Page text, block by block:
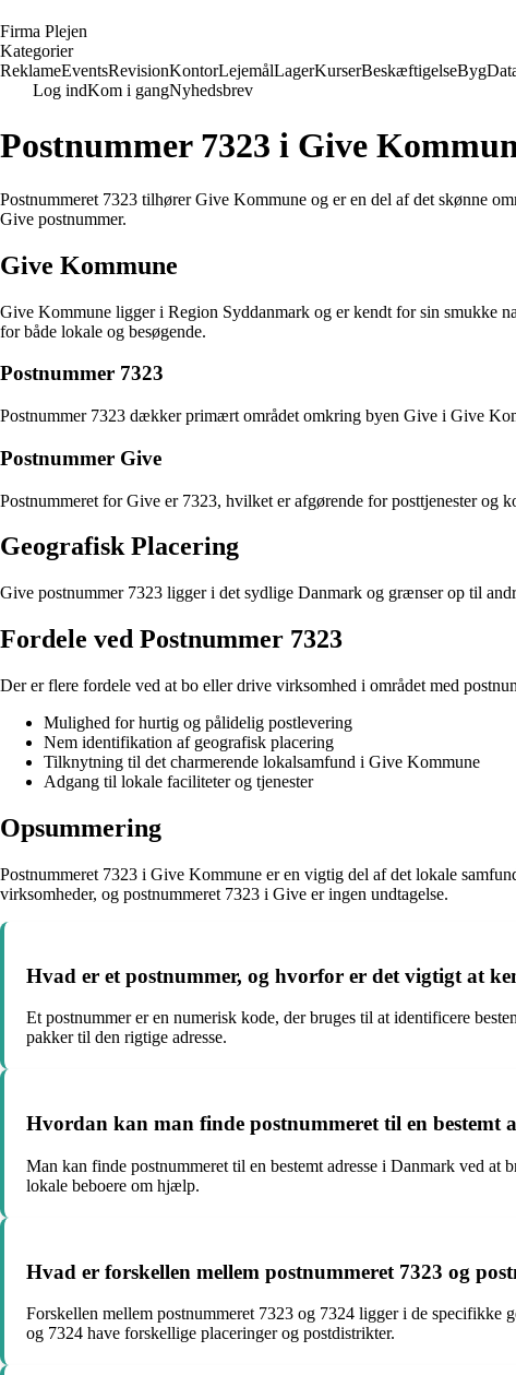
Firma Plejen
Kategorier
ReklameEventsRevisionKontorLejemålLagerKurserBeskæftigelseByg
Log indKom i gangNyhedsbrev
Postnummer 7323 i Give
Postnummeret 7323 tilhører Give Kommune og er en del af det skønne
Give postnummer.
Give Kommune
Give Kommune ligger i Region Syddanmark og er kendt for sin smukke
for både lokale og besøgende.
Postnummer 7323
Postnummer 7323 dækker primært området omkring byen Give i Give
Postnummer Give
Postnummeret for Give er 7323, hvilket er afgørende for posttjenester
Geografisk Placering
Give postnummer 7323 ligger i det sydlige Danmark og grænser op til
Fordele ved Postnummer 7323
Der er flere fordele ved at bo eller drive virksomhed i området med
Mulighed for hurtig og pålidelig postlevering
Nem identifikation af geografisk placering
Tilknytning til det charmerende lokalsamfund i Give Kommune
Adgang til lokale faciliteter og tjenester
Opsummering
Postnummeret 7323 i Give Kommune er en vigtig del af det lokale
virksomheder, og postnummeret 7323 i Give er ingen undtagelse.
Hvad er et postnummer, og hvorfor er det vigtigt at
Et postnummer er en numerisk kode, der bruges til at identificere
pakker til den rigtige adresse.
Hvordan kan man finde postnummeret til en bestemt
Man kan finde postnummeret til en bestemt adresse i Danmark ved at
lokale beboere om hjælp.
Hvad er forskellen mellem postnummeret 7323 og
Forskellen mellem postnummeret 7323 og 7324 ligger i de specifikke
og 7324 have forskellige placeringer og postdistrikter.